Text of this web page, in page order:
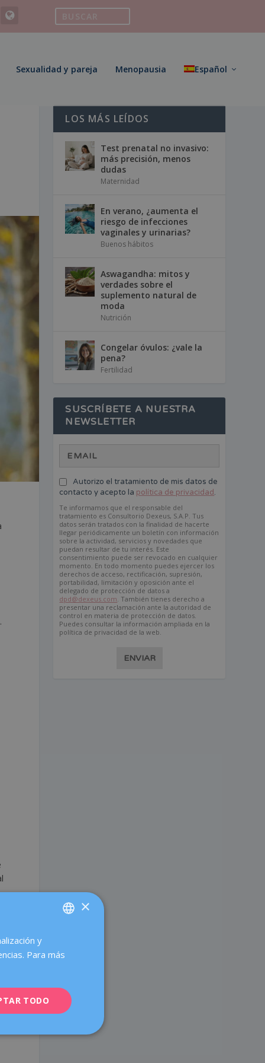
Sexualidad y pareja Menopausia Español
LOS MÁS LEÍDOS
Test prenatal no invasivo:
más precisión, menos
dudas
Maternidad
En verano, ¿aumenta el
riesgo de infecciones
vaginales y urinarias?
Buenos hábitos
Aswagandha: mitos y
verdades sobre el
suplemento natural de
moda
Nutrición
Congelar óvulos: ¿vale la
pena?
Fertilidad
SUSCRÍBETE A NUESTRA
NEWSLETTER
Autorizo el tratamiento de mis datos de
contacto y acepto la política de privacidad.
Te informamos que el responsable del
tratamiento es Consultorio Dexeus, S.A.P. Tus
datos serán tratados con la finalidad de hacerte
llegar periódicamente un boletín con información
sobre la actividad, servicios y novedades que
puedan resultar de tu interés. Este
consentimiento puede ser revocado en cualquier
momento. En todo momento puedes ejercer los
derechos de acceso, rectificación, supresión,
portabilidad, limitación y oposición ante el
delegado de protección de datos a
dpd@dexeus.com. También tienes derecho a
presentar una reclamación ante la autoridad de
control en materia de protección de datos.
Puedes consultar la información ampliada en la
política de privacidad de la web.
ENVIAR
CATALÀ
FRENCH
×
y
Para más
TODO